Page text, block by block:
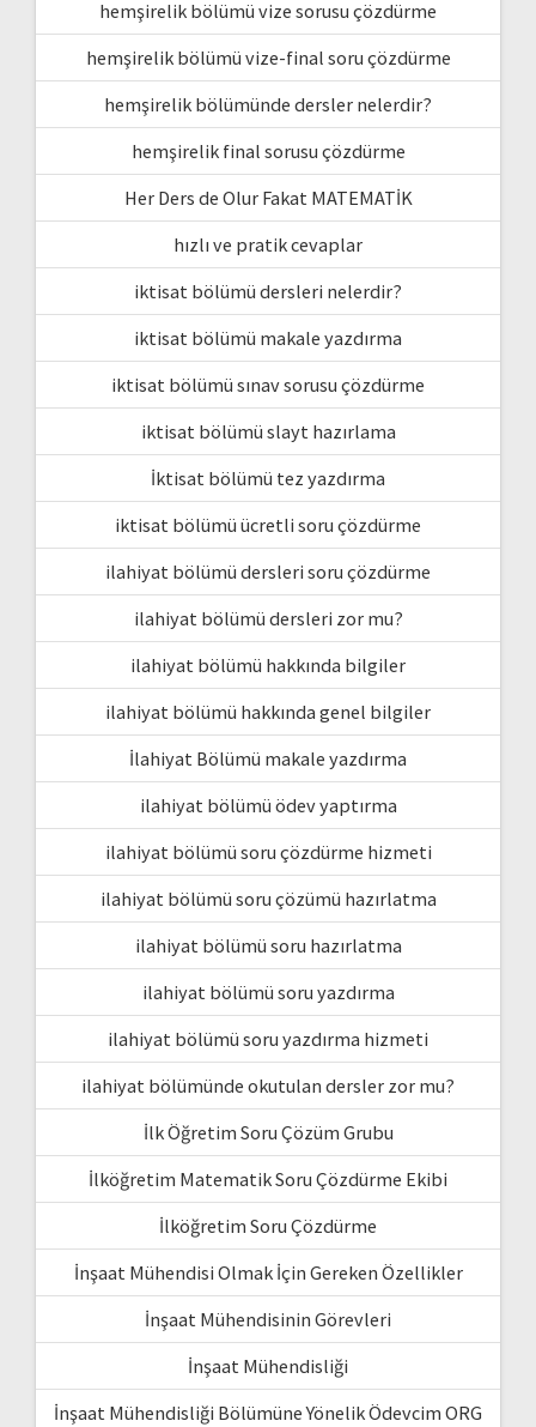
hemşirelik bölümü vize sorusu çözdürme
hemşirelik bölümü vize-final soru çözdürme
hemşirelik bölümünde dersler nelerdir?
hemşirelik final sorusu çözdürme
Her Ders de Olur Fakat MATEMATİK
hızlı ve pratik cevaplar
iktisat bölümü dersleri nelerdir?
iktisat bölümü makale yazdırma
iktisat bölümü sınav sorusu çözdürme
iktisat bölümü slayt hazırlama
İktisat bölümü tez yazdırma
iktisat bölümü ücretli soru çözdürme
ilahiyat bölümü dersleri soru çözdürme
ilahiyat bölümü dersleri zor mu?
ilahiyat bölümü hakkında bilgiler
ilahiyat bölümü hakkında genel bilgiler
İlahiyat Bölümü makale yazdırma
ilahiyat bölümü ödev yaptırma
ilahiyat bölümü soru çözdürme hizmeti
ilahiyat bölümü soru çözümü hazırlatma
ilahiyat bölümü soru hazırlatma
ilahiyat bölümü soru yazdırma
ilahiyat bölümü soru yazdırma hizmeti
ilahiyat bölümünde okutulan dersler zor mu?
İlk Öğretim Soru Çözüm Grubu
İlköğretim Matematik Soru Çözdürme Ekibi
İlköğretim Soru Çözdürme
İnşaat Mühendisi Olmak İçin Gereken Özellikler
İnşaat Mühendisinin Görevleri
İnşaat Mühendisliği
İnşaat Mühendisliği Bölümüne Yönelik Ödevcim ORG